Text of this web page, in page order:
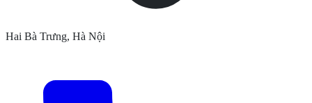
Hai Bà Trưng, Hà Nội